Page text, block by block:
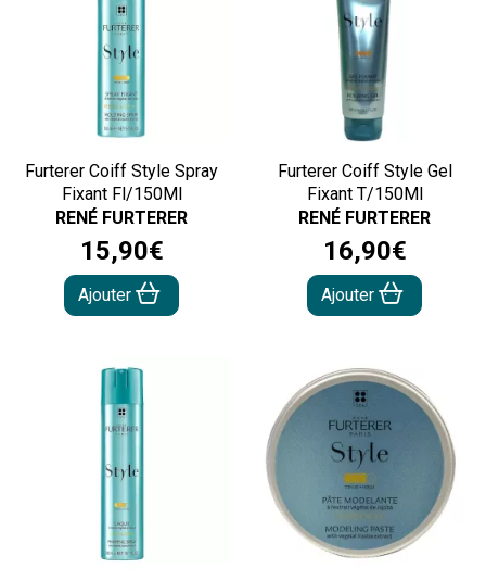
Furterer Coiff Style Spray
Fixant Fl/150Ml
RENÉ FURTERER
15,90€
Ajouter
Furterer Coiff Style Gel
Fixant T/150Ml
RENÉ FURTERER
16,90€
Ajouter